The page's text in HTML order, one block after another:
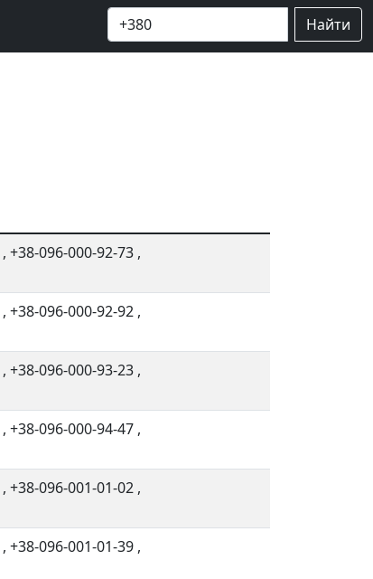
Найти
, +38-096-000-92-73 ,
, +38-096-000-92-92 ,
, +38-096-000-93-23 ,
, +38-096-000-94-47 ,
, +38-096-001-01-02 ,
, +38-096-001-01-39 ,